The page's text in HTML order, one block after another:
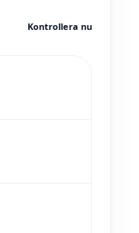
Kontrollera nu